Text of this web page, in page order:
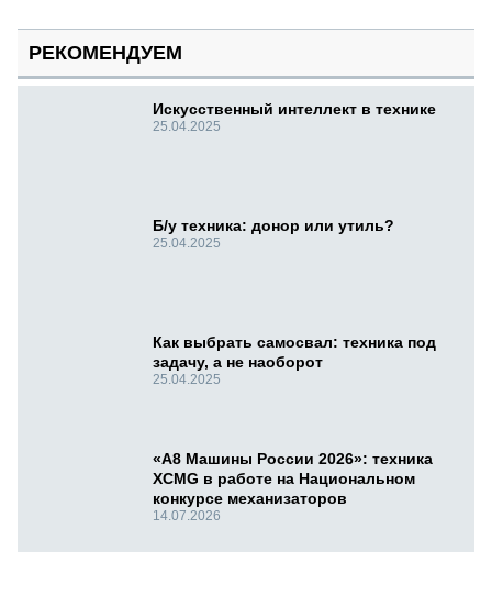
РЕКОМЕНДУЕМ
Искусственный интеллект в технике
25.04.2025
Б/у техника: донор или утиль?
25.04.2025
Как выбрать самосвал: техника под
задачу, а не наоборот
25.04.2025
«А8 Машины России 2026»: техника
XCMG в работе на Национальном
конкурсе механизаторов
14.07.2026